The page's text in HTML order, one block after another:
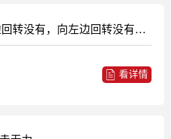
挖机玉柴60回转时向右边回转没有，向左边回转没有刹车
看详情